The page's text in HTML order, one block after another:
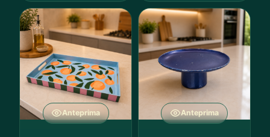
Anteprima Anteprima